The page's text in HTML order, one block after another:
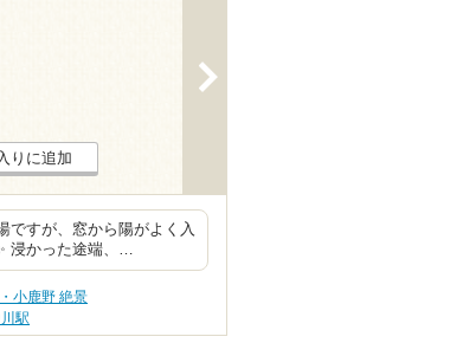
りに追加
ですが、窓から陽がよく入
浸かった途端、…
小鹿野 絶景
駅